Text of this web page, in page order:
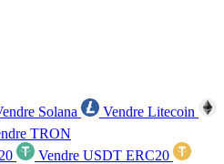
Solana
Vendre Litecoin
TRON
Vendre USDT ERC20